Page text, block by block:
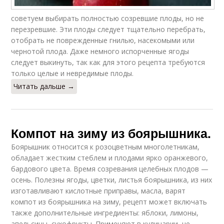
советуем выбирать полностью созревшие плоды, но не
перезревшие. Эти плоды следует тщательно перебрать,
отобрать не поврежденные гнилью, насекомыми или
чернотой плода. Даже немного испорченные ягоды
следует выкинуть, так как для этого рецепта требуются
только целые и невредимые плоды.
Читать дальше →
Компот на зиму из боярышника.
Боярышник относится к розоцветным многолетникам,
обладает жестким стеблем и плодами ярко оранжевого,
бардового цвета. Время созревания целебных плодов —
осень. Полезны ягоды, цветки, листья боярышника, из них
изготавливают кислотные приправы, масла, варят
компот из боярышника на зиму, рецепт может включать
также дополнительные ингредиенты: яблоки, лимоны,